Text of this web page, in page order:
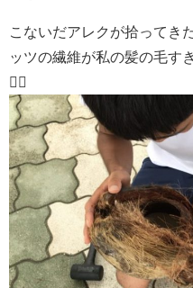
こないだアレクが拾ってき
ッツの繊維が私の髪の毛す
✌🏽